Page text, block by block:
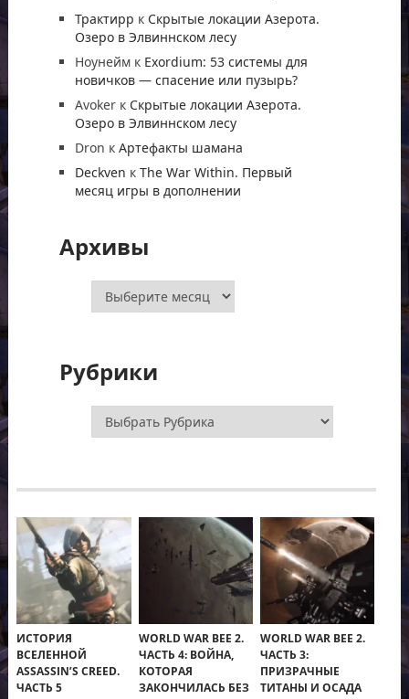
Трактирр к Скрытые локации Азерота.
Озеро в Элвиннском лесу
Ноунейм к Exordium: 53 системы для
новичков — спасение или пузырь?
Avoker к Скрытые локации Азерота.
Озеро в Элвиннском лесу
Dron кАртефакты шамана
Deckven кThe War Within. Первый
месяц игры в дополнении
Архивы
Архивы
Рубрики
Рубрики
ИСТОРИЯ
ВСЕЛЕННОЙ
ASSASSIN’S CREED.
ЧАСТЬ 5
WORLD WAR BEE 2.
ЧАСТЬ 4: ВОЙНА,
КОТОРАЯ
ЗАКОНЧИЛАСЬ БЕЗ
WORLD WAR BEE 2.
ЧАСТЬ 3:
ПРИЗРАЧНЫЕ
ТИТАНЫ И ОСАДА